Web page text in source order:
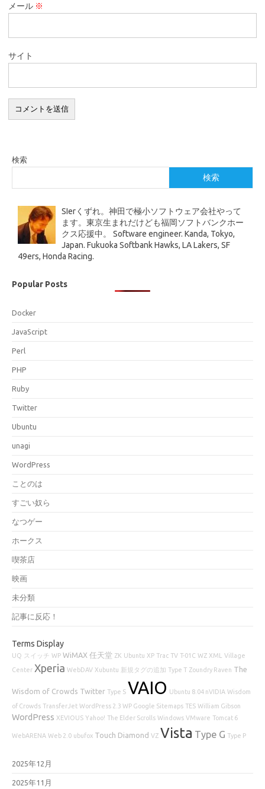
メール ※
サイト
検索
検索
SIerくずれ。神田で極小ソフトウェア会社やって
ます。東京生まれだけども福岡ソフトバンクホー
クス応援中。 Software engineer. Kanda, Tokyo,
Japan. Fukuoka Softbank Hawks, LA Lakers, SF
49ers, Honda Racing.
Popular Posts
Docker
JavaScript
Perl
PHP
Ruby
Twitter
Ubuntu
unagi
WordPress
ことのは
すごい奴ら
なつゲー
ホークス
喫茶店
映画
未分類
記事に反応！
Terms Display
UQ スイッチ WP WiMAX 任天堂 ZK Ubuntu XP Trac TV T-01C WZ XML Village
Center Xperia WebDAV Xubuntu 新規タグの追加 Type T Zoundry Raven The
Wisdom of Crowds Twitter Type S VAIO Ubuntu 8.04 nVIDIA Wisdom
of Crowds TransferJet WordPress 2.3 WP Google Sitemaps TES William Gibson
WordPress XEVIOUS Yahoo! The Elder Scrolls Windows VMware Tomcat 6
WebARENA Web 2.0 ubufox Touch Diamond VZ Vista Type G Type P
2025年12月
2025年11月